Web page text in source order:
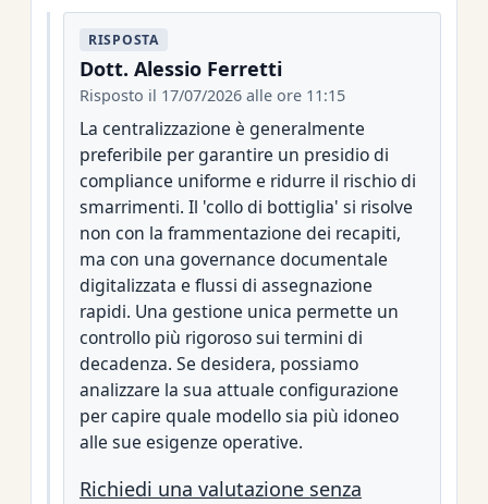
RISPOSTA
Dott. Alessio Ferretti
Risposto il 17/07/2026 alle ore 11:15
La centralizzazione è generalmente
preferibile per garantire un presidio di
compliance uniforme e ridurre il rischio di
smarrimenti. Il 'collo di bottiglia' si risolve
non con la frammentazione dei recapiti,
ma con una governance documentale
digitalizzata e flussi di assegnazione
rapidi. Una gestione unica permette un
controllo più rigoroso sui termini di
decadenza. Se desidera, possiamo
analizzare la sua attuale configurazione
per capire quale modello sia più idoneo
alle sue esigenze operative.
Richiedi una valutazione senza